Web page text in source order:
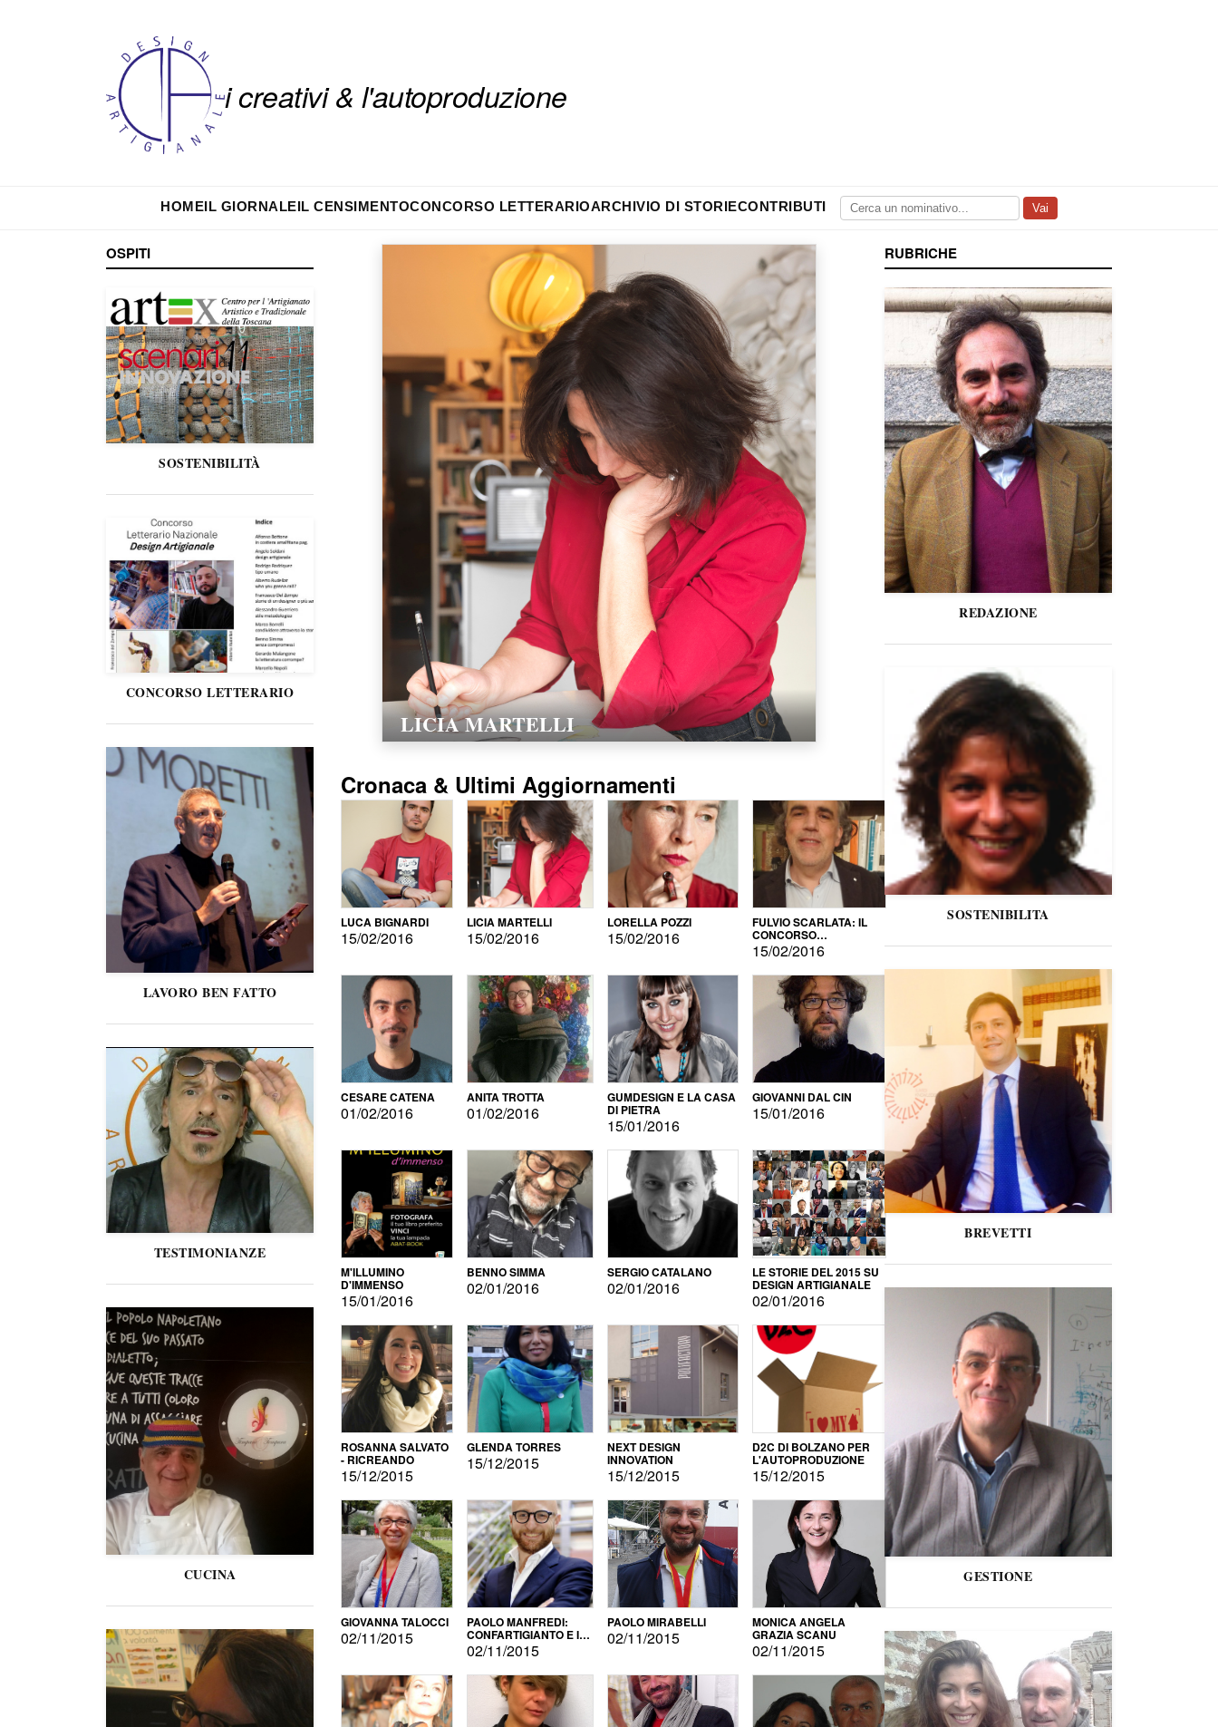
i creativi & l'autoproduzione
HOMEIL GIORNALEIL CENSIMENTOCONCORSO LETTERARIOARCHIVIO DI STORIECONTRIBUTI Vai
OSPITI
SOSTENIBILITÀ
CONCORSO LETTERARIO
LAVORO BEN FATTO
TESTIMONIANZE
CUCINA
LORELLA POZZI
Cronaca & Ultimi Aggiornamenti
LUCA BIGNARDI
15/02/2016
LICIA MARTELLI
15/02/2016
LORELLA POZZI
15/02/2016
FULVIO SCARLATA: IL
CONCORSO
LETTERARIO
15/02/2016
CESARE CATENA
01/02/2016
ANITA TROTTA
01/02/2016
GUMDESIGN E LA CASA
DI PIETRA
15/01/2016
GIOVANNI DAL CIN
15/01/2016
M'ILLUMINO
D'IMMENSO
15/01/2016
BENNO SIMMA
02/01/2016
SERGIO CATALANO
02/01/2016
LE STORIE DEL 2015 SU
DESIGN ARTIGIANALE
02/01/2016
ROSANNA SALVATO
- RICREANDO
15/12/2015
GLENDA TORRES
15/12/2015
NEXT DESIGN
INNOVATION
15/12/2015
D2C DI BOLZANO PER
L'AUTOPRODUZIONE
15/12/2015
GIOVANNA TALOCCI
02/11/2015
PAOLO MANFREDI:
CONFARTIGIANTO E IL
SONDAGGIO
02/11/2015
PAOLO MIRABELLI
02/11/2015
MONICA ANGELA
GRAZIA SCANU
02/11/2015
RUBRICHE
REDAZIONE
SOSTENIBILITA
BREVETTI
GESTIONE